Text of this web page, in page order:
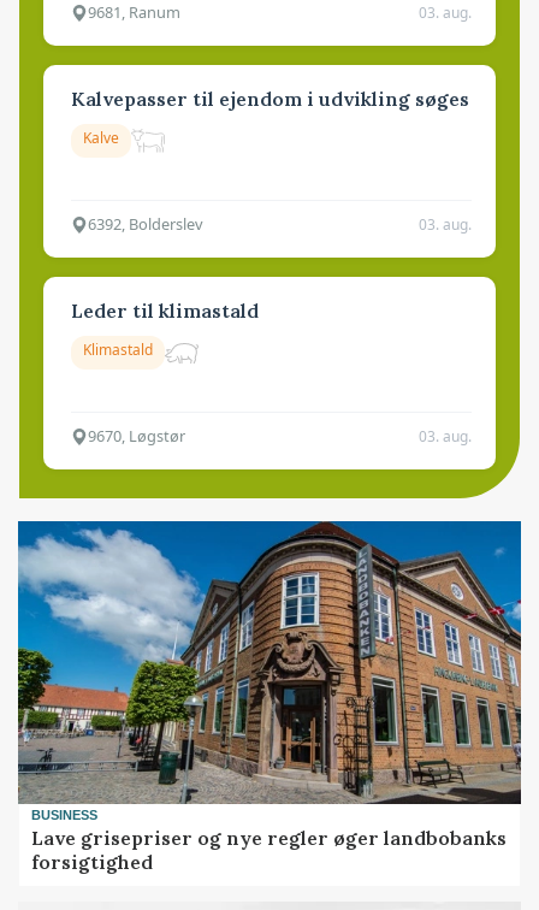
9681, Ranum 03. aug.
Kalvepasser til ejendom i udvikling søges
Kalve
6392, Bolderslev 03. aug.
Leder til klimastald
Klimastald
9670, Løgstør 03. aug.
BUSINESS
Lave grisepriser og nye regler øger landbobanks
forsigtighed